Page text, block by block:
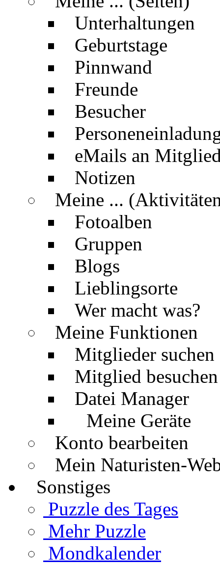
Unterhaltungen
Geburtstage
Pinnwand
Freunde
Besucher
eMails an
Notizen
Meine ...
Fotoalben
Gruppen
Blogs
Lieblingsorte
Wer macht was?
Meine Funktionen
Mitglieder suchen
Mitglied besuchen
Datei Manager
Meine Geräte
Konto bearbeiten
Mein Naturisten-
Sonstiges
Puzzle des Tages
Mehr Puzzle
Mondkalender